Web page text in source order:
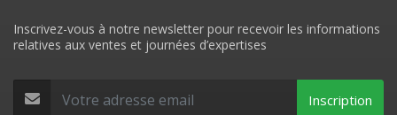
Inscrivez-vous à notre newsletter pour recevoir les informations
relatives aux ventes et journées d’expertises
Inscription